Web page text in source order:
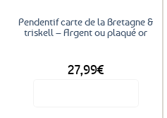
Pendentif carte de la Bretagne &
triskell – Argent ou plaqué or
27,99€